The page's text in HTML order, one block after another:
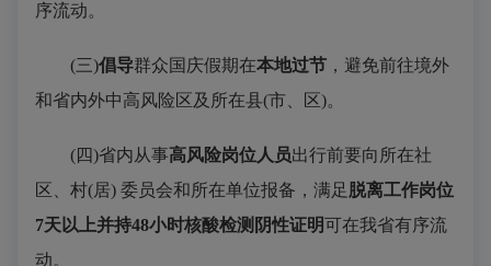
序流动。
(三)倡导群众国庆假期在本地过节 ，避免前往境外
和省内外中高风险区及所在县(市、区)。
(四)省内从事高风险岗位人员出行前要向所在社
区、村(居) 委员会和所在单位报备，满足 脱离工作岗位
7天以上并持48小时核酸检测阴性证明可在我省有序流
动。